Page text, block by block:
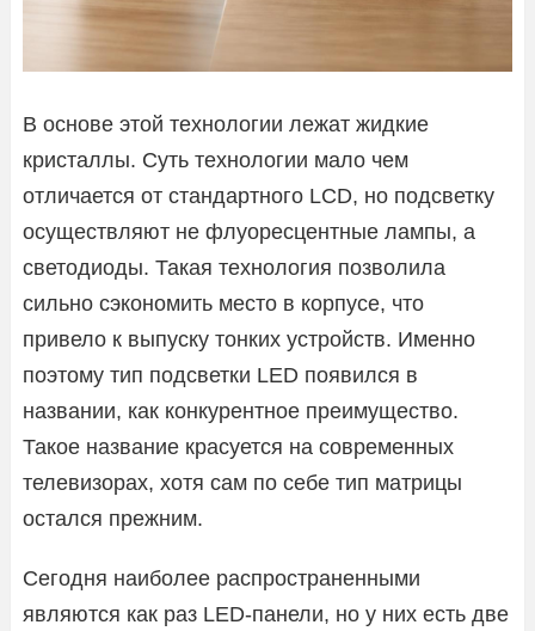
В основе этой технологии лежат жидкие
кристаллы. Суть технологии мало чем
отличается от стандартного LCD, но подсветку
осуществляют не флуоресцентные лампы, а
светодиоды. Такая технология позволила
сильно сэкономить место в корпусе, что
привело к выпуску тонких устройств. Именно
поэтому тип подсветки LED появился в
названии, как конкурентное преимущество.
Такое название красуется на современных
телевизорах, хотя сам по себе тип матрицы
остался прежним.
Сегодня наиболее распространенными
являются как раз LED-панели, но у них есть две